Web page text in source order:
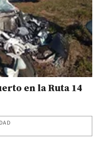
en la Ruta 14